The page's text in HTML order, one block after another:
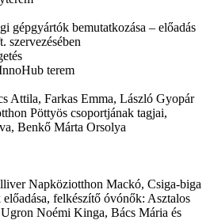
gépgyártók bemutatkozása – előadás
szervezésében
terem
Attila, Farkas Emma, László Gyopár
Pöttyös csoportjának tagjai,
Benkő Márta Orsolya
Napköziotthon Mackó, Csiga-biga
felkészítő óvónők: Asztalos
Noémi Kinga, Bács Mária és